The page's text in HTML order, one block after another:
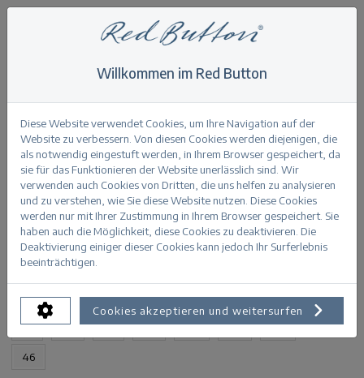
Patty rip & repair
Zurück
Patty rip & repair bleach
PRODUKTINFORMATION
VERFÜGBARE GRÖSSEN:
32 34 36 38 40 42 44
46
Willkommen im Red Button
Diese Website verwendet Cookies, um Ihre Navigation auf der
Website zu verbessern. Von diesen Cookies werden diejenigen, die
als notwendig eingestuft werden, in Ihrem Browser gespeichert, da
sie für das Funktionieren der Website unerlässlich sind. Wir
verwenden auch Cookies von Dritten, die uns helfen zu analysieren
und zu verstehen, wie Sie diese Website nutzen. Diese Cookies
werden nur mit Ihrer Zustimmung in Ihrem Browser gespeichert. Sie
haben auch die Möglichkeit, diese Cookies zu deaktivieren. Die
Deaktivierung einiger dieser Cookies kann jedoch Ihr Surferlebnis
beeinträchtigen.
Cookies akzeptieren und weitersurfen